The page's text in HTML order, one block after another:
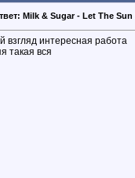
Milk & Sugar - Let The
взгляд интересная работа
такая вся